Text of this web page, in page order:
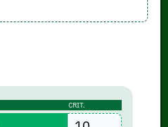
CRIT.